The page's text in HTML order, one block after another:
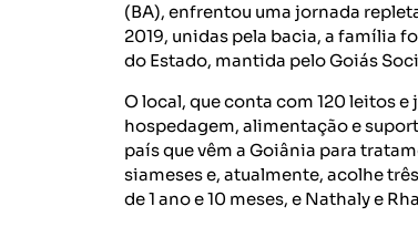
(BA), enfrentou uma jornada
2019, unidas pela bacia, a família
do Estado, mantida pelo Goiás
O local, que conta com 120 leitos
hospedagem, alimentação e
país que vêm a Goiânia para
siameses e, atualmente, acolhe
de 1 ano e 10 meses, e Nathaly e